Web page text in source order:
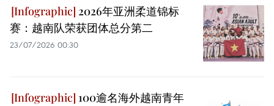
2026年亚洲柔道锦标
赛：越南队荣获团体总分第二
23/07/2026 00:30
100逾名海外越南青年